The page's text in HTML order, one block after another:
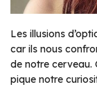
Les illusions
car ils nous
de notre cerveau.
pique notre